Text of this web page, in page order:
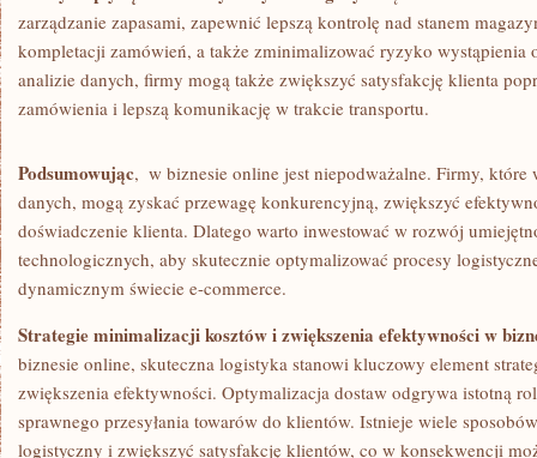
⁤zarządzanie zapasami, zapewnić lepszą kontrolę nad stanem
kompletacji zamówień, a także zminimalizować ryzyko wystąpienia
analizie⁢ danych, firmy mogą także zwiększyć satysfakcję klienta
zamówienia⁤ i lepszą komunikację w trakcie transportu.
Podsumowując, ⁣ w biznesie online jest⁣ niepodważalne. Firmy, które
danych, mogą zyskać przewagę konkurencyjną, zwiększyć
doświadczenie klienta. Dlatego warto ⁣inwestować w ‌rozwój
technologicznych, aby skutecznie optymalizować procesy
dynamicznym świecie e-commerce.
Strategie minimalizacji kosztów i‍ zwiększenia efektywności w
biznesie online, skuteczna⁤ logistyka stanowi kluczowy element
zwiększenia efektywności. Optymalizacja dostaw odgrywa istotną
sprawnego przesyłania towarów⁢ do‌ klientów. Istnieje wiele
logistyczny i zwiększyć ‍satysfakcję klientów, co w konsekwencji